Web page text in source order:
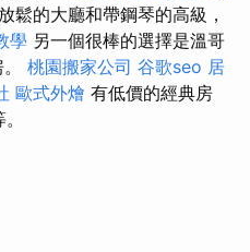
鬆的大廳和帶鋼琴的高級，
學 另一個很棒的選擇是溫哥
桃園搬家公司 谷歌seo 居
歐式外燴 有低價的經典房